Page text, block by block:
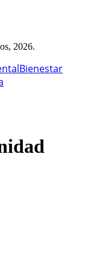
2026.
Bienestar